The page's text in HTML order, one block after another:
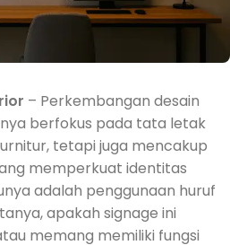
– Perkembangan desain
berfokus pada tata letak
tetapi juga mencakup
memperkuat identitas
adalah penggunaan huruf
apakah signage ini
memang memiliki fungsi